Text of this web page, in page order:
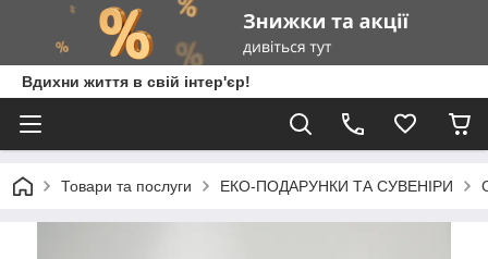
Вдихни життя в свій інтер'єр!
Товари та послуги ЕКО-ПОДАРУНКИ ТА СУВЕНІРИ